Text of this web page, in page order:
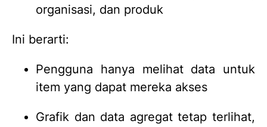
organisasi, dan produk
Ini berarti:
Pengguna hanya melihat data untuk
item yang dapat mereka akses
Grafik dan data agregat tetap terlihat,